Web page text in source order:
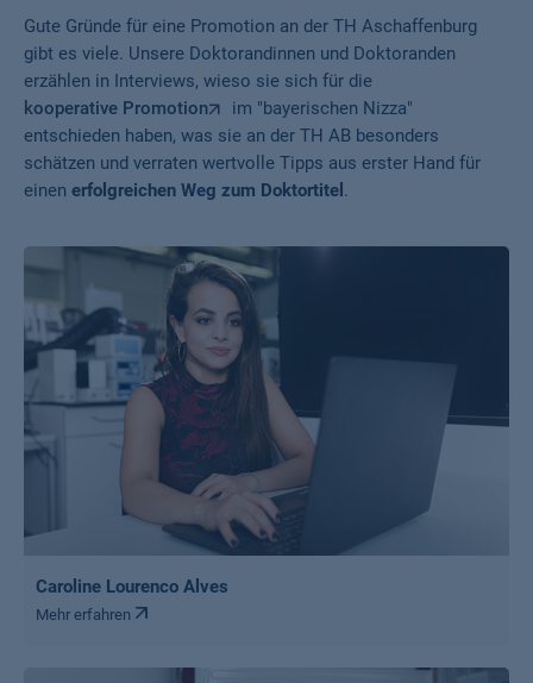
Gute Gründe für eine Promotion an der TH Aschaffenburg
gibt es viele. Unsere Doktorandinnen und Doktoranden
erzählen in Interviews, wieso sie sich für die
kooperative Promotion
im "bayerischen Nizza"
entschieden haben, was sie an der TH AB besonders
schätzen und verraten wertvolle Tipps aus erster Hand für
einen erfolgreichen Weg zum Doktortitel .
Caroline Lourenco Alves
Mehr erfahren